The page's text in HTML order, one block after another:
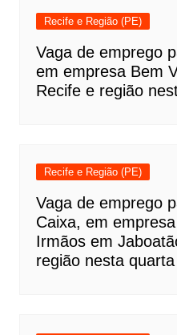
Recife e Região (PE)
Vaga de emprego
em empresa Bem
Recife e região
Recife e Região (PE)
Vaga de emprego
Caixa, em
Irmãos em
região nesta